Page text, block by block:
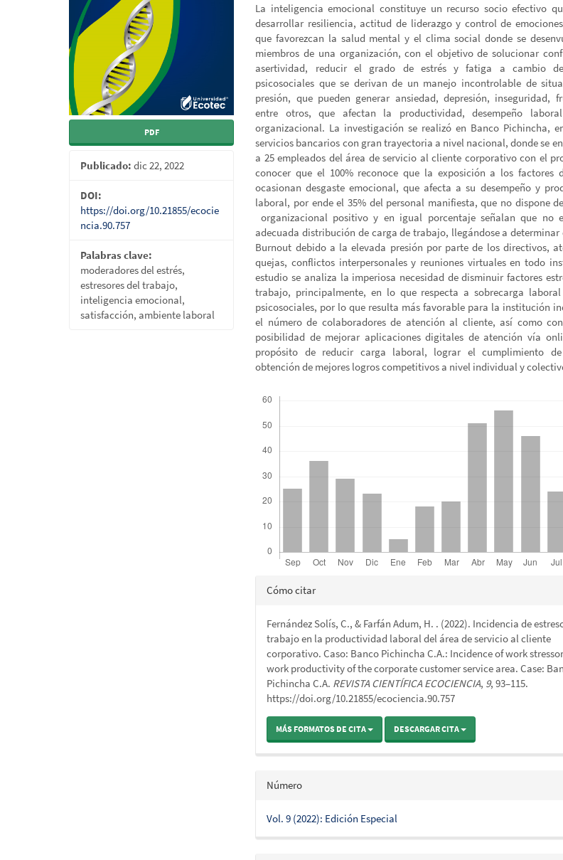
PDF
Publicado: dic 22, 2022
DOI:
https://doi.org/10.21855/ecocie
ncia.90.757
Palabras clave:
moderadores del estrés,
estresores del trabajo,
inteligencia emocional,
satisfacción, ambiente laboral
La inteligencia emocional constituye un recurso socio efectivo
desarrollar resiliencia, actitud de liderazgo y control de
que favorezcan la salud mental y el clima social donde se
miembros de una organización, con el objetivo de solucionar
asertividad, reducir el grado de estrés y fatiga a cambio
psicosociales que se derivan de un manejo incontrolable de
presión, que pueden generar ansiedad, depresión, inseguridad,
entre otros, que afectan la productividad, desempeño
organizacional. La investigación se realizó en Banco Pichincha,
servicios bancarios con gran trayectoria a nivel nacional, donde se
a 25 empleados del área de servicio al cliente corporativo con el
conocer que el 100% reconoce que la exposición a los factores
ocasionan desgaste emocional, que afecta a su desempeño y
laboral, por ende el 35% del personal manifiesta, que no dispone
organizacional positivo y en igual porcentaje señalan que no
adecuada distribución de carga de trabajo, llegándose a determinar
Burnout debido a la elevada presión por parte de los directivos,
quejas, conflictos interpersonales y reuniones virtuales en todo
estudio se analiza la imperiosa necesidad de disminuir factores
trabajo, principalmente, en lo que respecta a sobrecarga
psicosociales, por lo que resulta más favorable para la institución
el número de colaboradores de atención al cliente, así como
posibilidad de mejorar aplicaciones digitales de atención vía
propósito de reducir carga laboral, lograr el cumplimiento
obtención de mejores logros competitivos a nivel individual y
Detalles
artículo
Cómo citar
Fernández Solís, C., & Farfán Adum, H. . (2022). Incidencia de
trabajo en la productividad laboral del área de servicio al cliente
corporativo. Caso: Banco Pichincha C.A.: Incidence of work
work productivity of the corporate customer service area. Case:
Pichincha C.A. REVISTA CIENTÍFICA ECOCIENCIA, 9, 93–115.
https://doi.org/10.21855/ecociencia.90.757
MÁS FORMATOS DE CITA DESCARGAR CITA
Número
Vol. 9 (2022): Edición Especial